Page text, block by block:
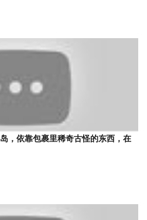
，依靠包裹里稀奇古怪的东西，在